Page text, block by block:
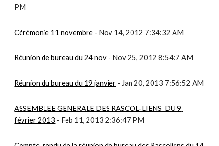
PM
Cérémonie 11 novembre - Nov 14, 2012 7:34:32 AM
Réunion de bureau du 24 nov - Nov 25, 2012 8:54:7 AM
Réunion du bureau du 19 janvier - Jan 20, 2013 7:56:52 AM
ASSEMBLEE GENERALE DES RASCOL-LIENS  DU 9
février 2013 - Feb 11, 2013 2:36:47 PM